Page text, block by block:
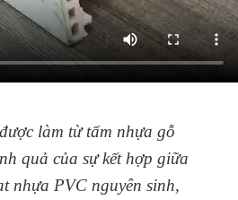
làm từ tấm nhựa gỗ
quả của sự kết hợp giữa
nhựa PVC nguyên sinh,